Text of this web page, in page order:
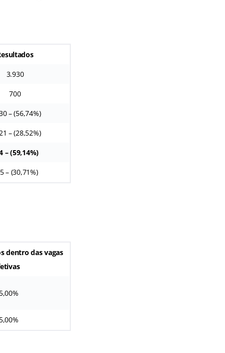
3.930
700
– (56,74%)
– (28,52%)
– (59,14%)
– (30,71%)
dentro das vagas